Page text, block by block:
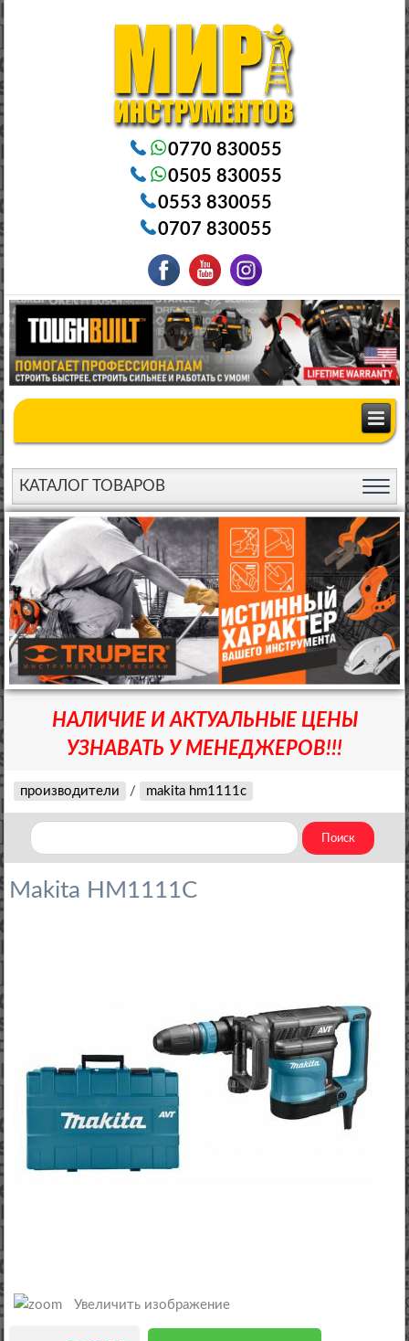
0770 830055
0505 830055
0553 830055
0707 830055
КАТАЛОГ ТОВАРОВ
НАЛИЧИЕ И АКТУАЛЬНЫЕ ЦЕНЫ
УЗНАВАТЬ У МЕНЕДЖЕРОВ!!!
производители / makita hm1111c
Makita HM1111C
Увеличить изображение